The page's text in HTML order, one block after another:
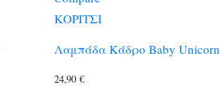
ΚΟΡΙΤΣΙ
Λαμπάδα Κάδρο Baby Unicorn
24,90 €